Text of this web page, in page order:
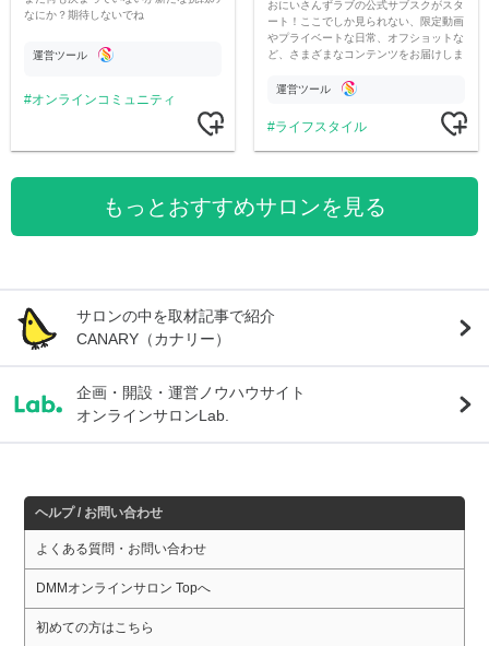
なにか？期待しないでね
運営ツール
オンラインコミュニティ
おにいさんずラブの公式サブスクがスタ
ート！ここでしか見られない、限定動画
やプライベートな日常、オフショットな
ど、さまざまなコンテンツをお届けしま
運営ツール
ライフスタイル
もっとおすすめサロンを見る
サロンの中を取材記事で紹介
CANARY（カナリー）
企画・開設・運営ノウハウサイト
オンラインサロンLab.
ヘルプ / お問い合わせ
よくある質問・お問い合わせ
DMMオンラインサロン Topへ
初めての方はこちら